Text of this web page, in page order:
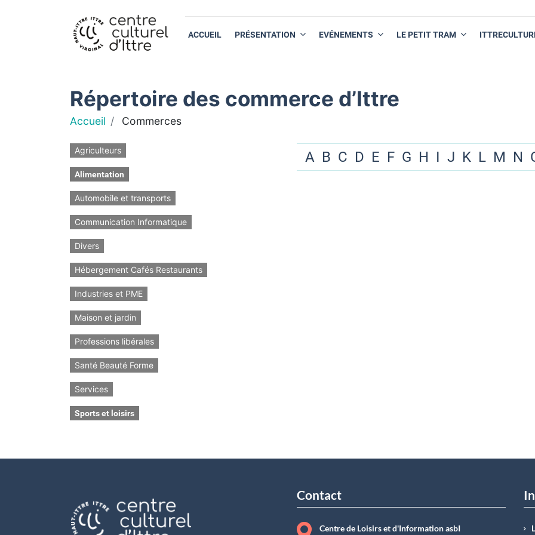
ACCUEIL PRÉSENTATION EVÉNEMENTS LE PETIT TRAM
Répertoire des commerce d’Ittre
Accueil Commerces
Agriculteurs
Alimentation
Automobile et transports
Communication Informatique
Divers
Hébergement Cafés Restaurants
Industries et PME
Maison et jardin
Professions libérales
Santé Beauté Forme
Services
Sports et loisirs
A B C D E F G H I J K L M N
Contact
Centre de Loisirs et d'Information asbI